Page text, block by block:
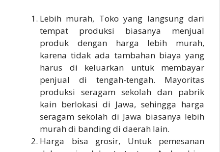
Lebih murah, Toko yang langsung dari
tempat produksi biasanya menjual
produk dengan harga lebih murah,
karena tidak ada tambahan biaya yang
harus di keluarkan untuk membayar
penjual di tengah-tengah. Mayoritas
produksi seragam sekolah dan pabrik
kain berlokasi di Jawa, sehingga harga
seragam sekolah di Jawa biasanya lebih
murah di banding di daerah lain.
Harga bisa grosir, Untuk pemesanan